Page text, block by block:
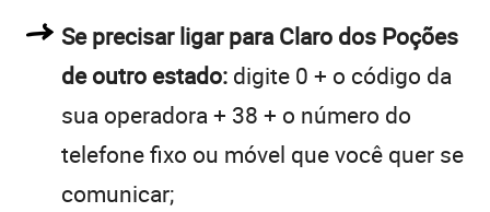
Se precisar ligar para Claro dos Poções
de outro estado: digite 0 + o código da
sua operadora + 38 + o número do
telefone fixo ou móvel que você quer se
comunicar;